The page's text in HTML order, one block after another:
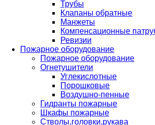
Трубы
Клапаны обратные
Манжеты
Компенсационные
Ревизии
Пожарное оборудование
Пожарное оборудование
Огнетушители
Углекислотные
Порошковые
Воздушно-пенные
Гидранты пожарные
Шкафы пожарные
Стволы,головки,рукава